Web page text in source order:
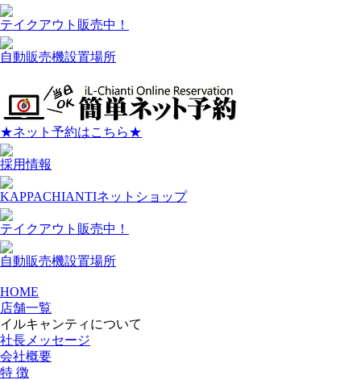
テイクアウト販売中！
自動販売機設置場所
★ネット予約はこちら★
採用情報
KAPPACHIANTIネットショップ
テイクアウト販売中！
自動販売機設置場所
HOME
店舗一覧
イルキャンティについて
社長メッセージ
会社概要
特 徴